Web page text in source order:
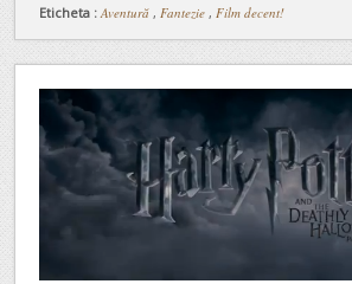
Eticheta : Aventură , Fantezie , Film decent!